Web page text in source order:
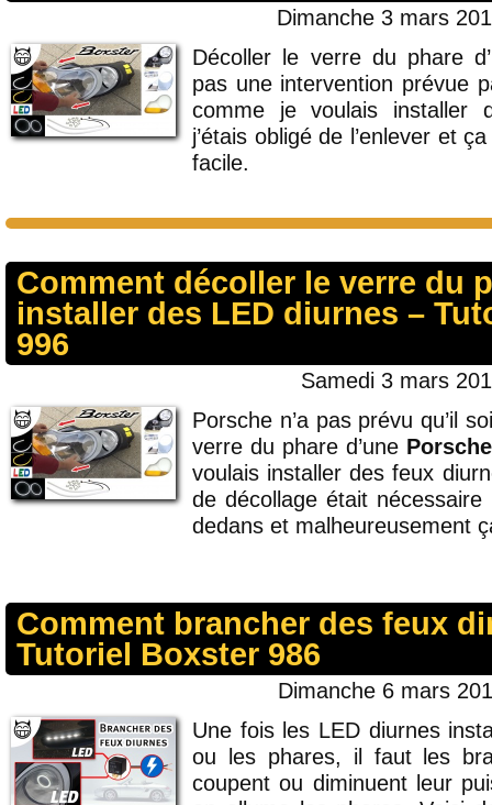
Dimanche 3 mars
Décoller le verre du phare
pas une intervention prévue
comme je voulais installer
j’étais obligé de l’enlever et
facile.
Comment décoller le verre du
installer des LED diurnes –
996
Samedi 3 mars
Porsche n’a pas prévu qu’il
verre du phare d’une
voulais installer des feux
de décollage était
dedans et malheureusement
Comment brancher des feux
Tutoriel Boxster 986
Dimanche 6 mars
Une fois les LED diurnes
ou les phares, il faut les
coupent ou diminuent leur